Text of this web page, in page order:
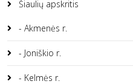
Šiaulių apskritis
- Akmenės r.
- Joniškio r.
- Kelmės r.